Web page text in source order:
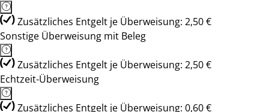
Zusätzliches Entgelt je Überweisung: 2,50 €
Sonstige Überweisung mit Beleg
Zusätzliches Entgelt je Überweisung: 2,50 €
Echtzeit-Überweisung
Zusätzliches Entgelt je Überweisung: 0,60 €